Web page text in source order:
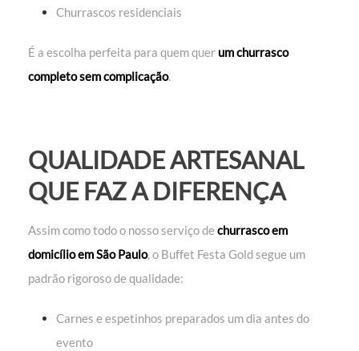
Churrascos residenciais
É a escolha perfeita para quem quer um churrasco
completo sem complicação.
QUALIDADE ARTESANAL
QUE FAZ A DIFERENÇA
Assim como todo o nosso serviço de churrasco em
domicílio em São Paulo, o Buffet Festa Gold segue um
padrão rigoroso de qualidade:
Carnes e espetinhos preparados um dia antes do
evento